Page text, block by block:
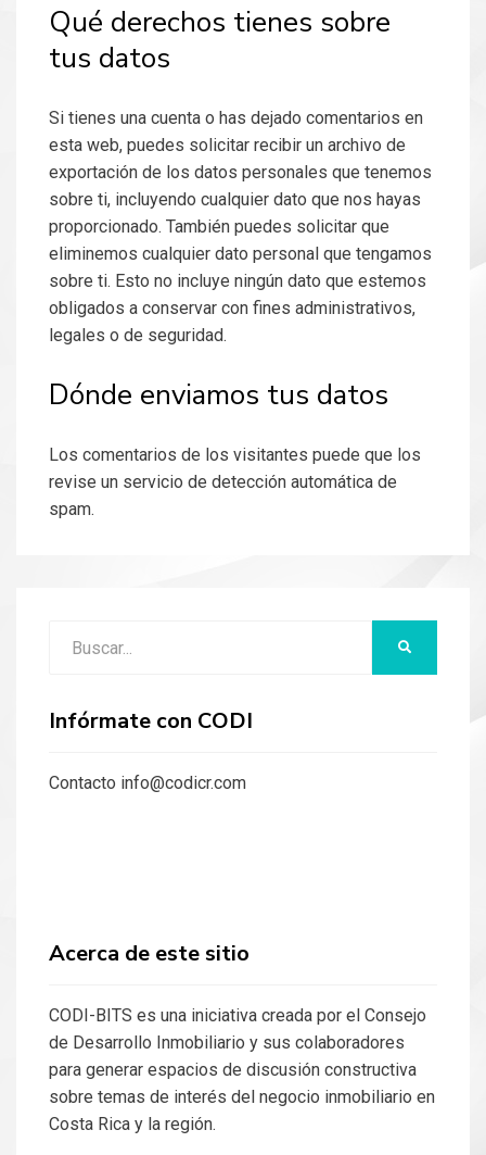
Qué derechos tienes sobre
tus datos
Si tienes una cuenta o has dejado comentarios en
esta web, puedes solicitar recibir un archivo de
exportación de los datos personales que tenemos
sobre ti, incluyendo cualquier dato que nos hayas
proporcionado. También puedes solicitar que
eliminemos cualquier dato personal que tengamos
sobre ti. Esto no incluye ningún dato que estemos
obligados a conservar con fines administrativos,
legales o de seguridad.
Dónde enviamos tus datos
Los comentarios de los visitantes puede que los
revise un servicio de detección automática de
spam.
Infórmate con CODI
Contacto info@codicr.com
Acerca de este sitio
CODI-BITS es una iniciativa creada por el Consejo
de Desarrollo Inmobiliario y sus colaboradores
para generar espacios de discusión constructiva
sobre temas de interés del negocio inmobiliario en
Costa Rica y la región.